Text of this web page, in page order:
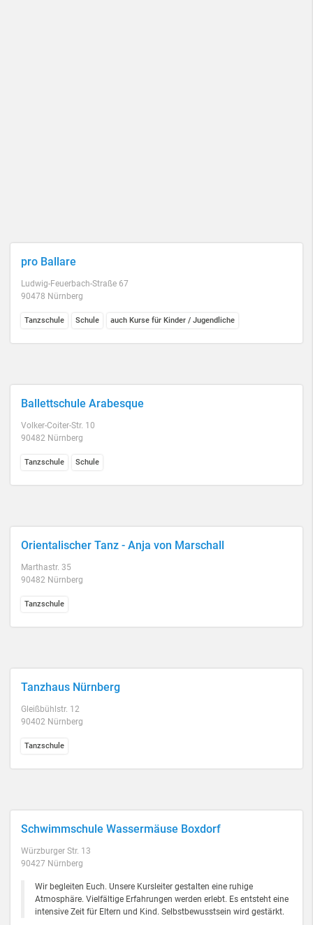
pro Ballare
Ludwig-Feuerbach-Straße 67
90478 Nürnberg
Tanzschule Schule auch Kurse für Kinder / Jugendliche
Ballettschule Arabesque
Volker-Coiter-Str. 10
90482 Nürnberg
Tanzschule Schule
Orientalischer Tanz - Anja von Marschall
Marthastr. 35
90482 Nürnberg
Tanzschule
Tanzhaus Nürnberg
Gleißbühlstr. 12
90402 Nürnberg
Tanzschule
Schwimmschule Wassermäuse Boxdorf
Würzburger Str. 13
90427 Nürnberg
Wir begleiten Euch. Unsere Kursleiter gestalten eine ruhige
Atmosphäre. Vielfältige Erfahrungen werden erlebt. Es entsteht eine
intensive Zeit für Eltern und Kind. Selbstbewusstsein wird gestärkt.